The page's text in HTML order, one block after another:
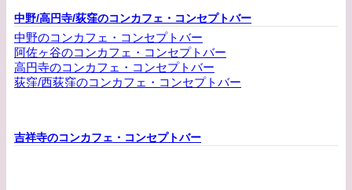
中野/高円寺/荻窪のコンカフェ・コンセプトバー
中野のコンカフェ・コンセプトバー
阿佐ヶ谷のコンカフェ・コンセプトバー
高円寺のコンカフェ・コンセプトバー
荻窪/西荻窪のコンカフェ・コンセプトバー
吉祥寺のコンカフェ・コンセプトバー